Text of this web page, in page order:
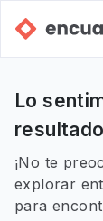
Lo
¡No te
explorar
para